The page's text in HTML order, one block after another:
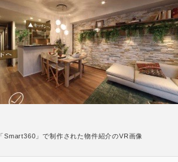
「Smart360」で制作された物件紹介のVR画像